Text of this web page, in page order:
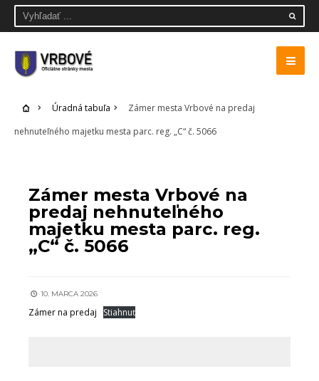
Úradná tabuľa
Zámer mesta Vrbové na predaj
nehnuteľného majetku mesta parc. reg. „C“ č. 5066
Zámer mesta Vrbové na
predaj nehnuteľného
majetku mesta parc. reg.
„C“ č. 5066
10. MARCA 2026
Zámer na predaj Stiahnuť